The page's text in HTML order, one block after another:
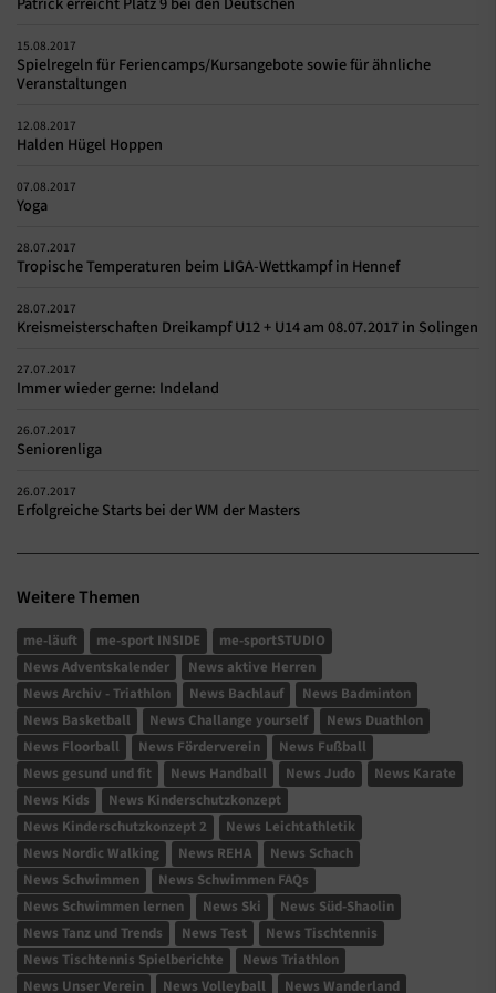
15.08.2017
Spielregeln für Feriencamps/Kursangebote sowie für ähnliche
Veranstaltungen
12.08.2017
Halden Hügel Hoppen
07.08.2017
Yoga
28.07.2017
Tropische Temperaturen beim LIGA-Wettkampf in Hennef
28.07.2017
Kreismeisterschaften Dreikampf U12 + U14 am 08.07.2017 in Solingen
27.07.2017
Immer wieder gerne: Indeland
26.07.2017
Seniorenliga
26.07.2017
Erfolgreiche Starts bei der WM der Masters
Weitere Themen
me-läuft me-sport INSIDE
me-sportSTUDIO
News Adventskalender
News aktive Herren
News Archiv - Triathlon
News Bachlauf
News Badminton
News Basketball
News Challange yourself
News Duathlon
News Floorball
News Förderverein
News Fußball
News gesund und fit
News Handball News Judo
News Karate
News Kids
News Kinderschutzkonzept
News Kinderschutzkonzept 2
News Leichtathletik
News Nordic Walking
News REHA
News Schach
News Schwimmen
News Schwimmen FAQs
News Schwimmen lernen
News Ski
News Süd-Shaolin
News Tanz und Trends
News Test
News Tischtennis
News Tischtennis Spielberichte
News Triathlon
News Unser Verein
News Volleyball News Wanderland